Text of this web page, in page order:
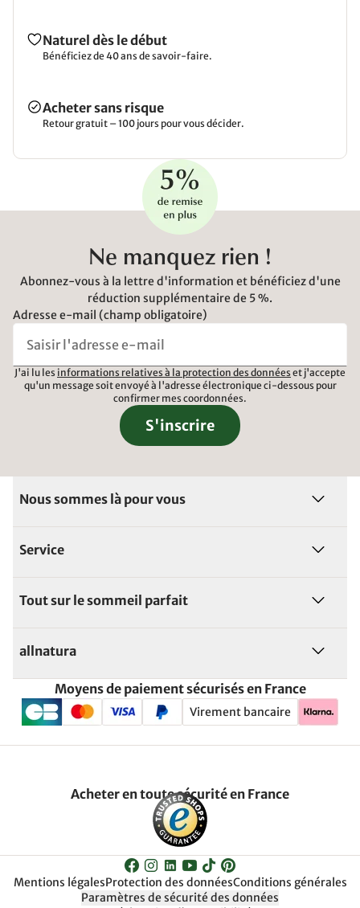
Naturel dès le début
Bénéficiez de 40 ans de savoir-faire.
Acheter sans risque
Retour gratuit – 100 jours pour vous décider.
Ne manquez rien !
Abonnez-vous à la lettre d'information et bénéficiez d'une
réduction supplémentaire de 5 %.
Adresse e-mail (champ obligatoire)
J'ai lu les informations relatives à la protection des données et j'accepte
qu'un message soit envoyé à l'adresse électronique ci-dessous pour
confirmer mes coordonnées.
S'inscrire
Nous sommes là pour vous
Service
Tout sur le sommeil parfait
allnatura
Moyens de paiement sécurisés en France
Virement bancaire
Acheter en toute sécurité en France
Mentions légalesProtection des donnéesConditions générales
Paramètres de sécurité des données